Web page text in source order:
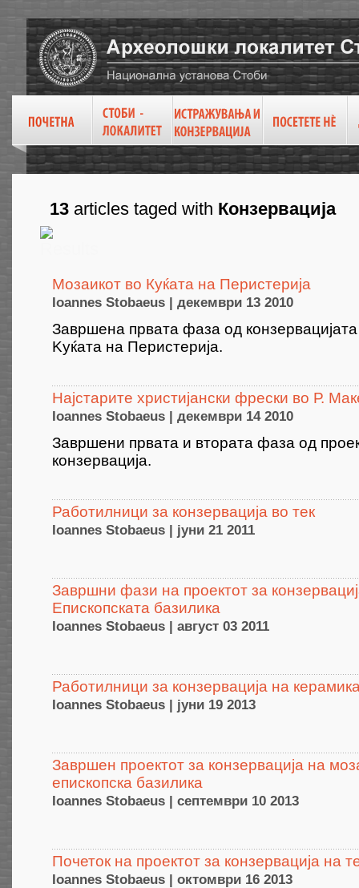
13 articles taged with Конзервација
Мозаикот во Куќата на Перистерија
Ioannes Stobaeus | декември 13 2010
Завршена првата фаза од
Kуќата на Перистерија.
Најстарите христијански фрески во Р.
Ioannes Stobaeus | декември 14 2010
Завршени првата и втората фаза од
конзервација.
Работилници за конзервација во тек
Ioannes Stobaeus | јуни 21 2011
Завршни фази на проектот за
Епископската базилика
Ioannes Stobaeus | август 03 2011
Работилници за конзервација на
Ioannes Stobaeus | јуни 19 2013
Завршен проектот за конзервација на
епископска базилика
Ioannes Stobaeus | септември 10 2013
Почеток на проектот за конзервација на
Ioannes Stobaeus | октомври 16 2013